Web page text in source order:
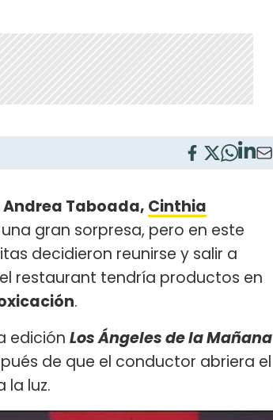
Andrea Taboada, Cinthia
gran sorpresa, pero en este
decidieron reunirse y salir a
restaurant tendría productos en
.
edición Los Ángeles de la Mañana
de que el conductor abriera el
la luz.